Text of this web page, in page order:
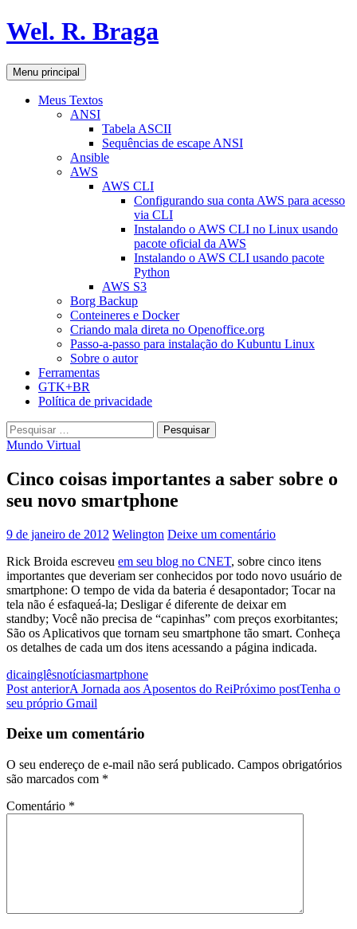
Pular
para
conteúdo
Wel. R. Braga
Pesquisar
Menu principal
Meus Textos
ANSI
Tabela ASCII
Sequências de escape ANSI
Ansible
AWS
AWS CLI
Configurando sua conta AWS para acesso
via CLI
Instalando o AWS CLI no Linux usando
pacote oficial da AWS
Instalando o AWS CLI usando pacote
Python
AWS S3
Borg Backup
Conteineres e Docker
Criando mala direta no Openoffice.org
Passo-a-passo para instalação do Kubuntu Linux
Sobre o autor
Ferramentas
GTK+BR
Política de privacidade
Pesquisar
por:
Mundo Virtual
Cinco coisas importantes a saber sobre o
seu novo smartphone
9 de janeiro de 2012 Welington Deixe um comentário
Rick Broida escreveu em seu blog no CNET, sobre cinco itens
importantes que deveriam ser conhecidos por todo novo usuário de
smartphone: O tempo de vida da bateria é desapontador; Tocar na
tela não é esfaqueá-la; Desligar é diferente de deixar em
standby; Você não precisa de “capinhas” com preços exorbitantes;
São os Aplicativos que tornam seu smartphone tão smart. Conheça
os detalhes de cada um dos itens acessando a página indicada.
dicainglêsnotíciasmartphone
Navegação
de
posts
Post anteriorA Jornada aos Aposentos do ReiPróximo postTenha o
seu próprio Gmail
Deixe um comentário
O seu endereço de e-mail não será publicado. Campos obrigatórios
são marcados com *
Comentário *